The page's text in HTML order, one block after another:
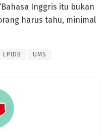
Inggris itu bukan
harus tahu, minimal
LPIDB UMS